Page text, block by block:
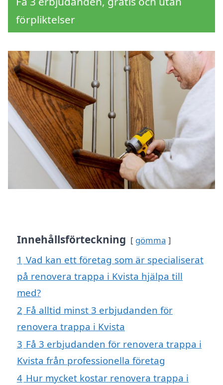
förpliktelser
Innehållsförteckning gömma
1 Vad kan ett företag som är specialiserat
på renovera trappa i Kvista hjälpa till
med?
2 Få alltid minst 3 erbjudanden för
renovera trappa i Kvista
3 Få 3 erbjudanden för renovera trappa i
Kvista från professionella företag
4 Hur mycket kostar renovera trappa i